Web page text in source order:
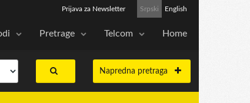
Srpski English
Prijava za Newsletter
Pretrage Telcom Home
Napredna pretraga